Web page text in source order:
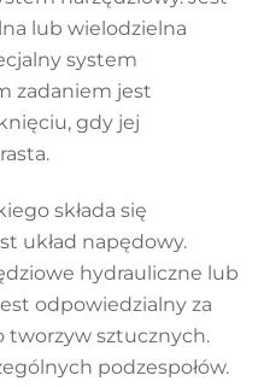
lub wielodzielna
system
zadaniem jest
gdy jej
składa się
układ napędowy.
hydrauliczne lub
odpowiedzialny za
tworzyw sztucznych.
podzespołów.